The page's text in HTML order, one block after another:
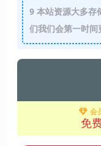
9本站资源大多存
们我们会第一时间
会
免